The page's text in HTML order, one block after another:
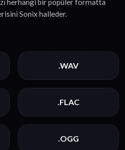
herhangi bir popüler formatta
Sonix halleder.
.WAV
.FLAC
.OGG